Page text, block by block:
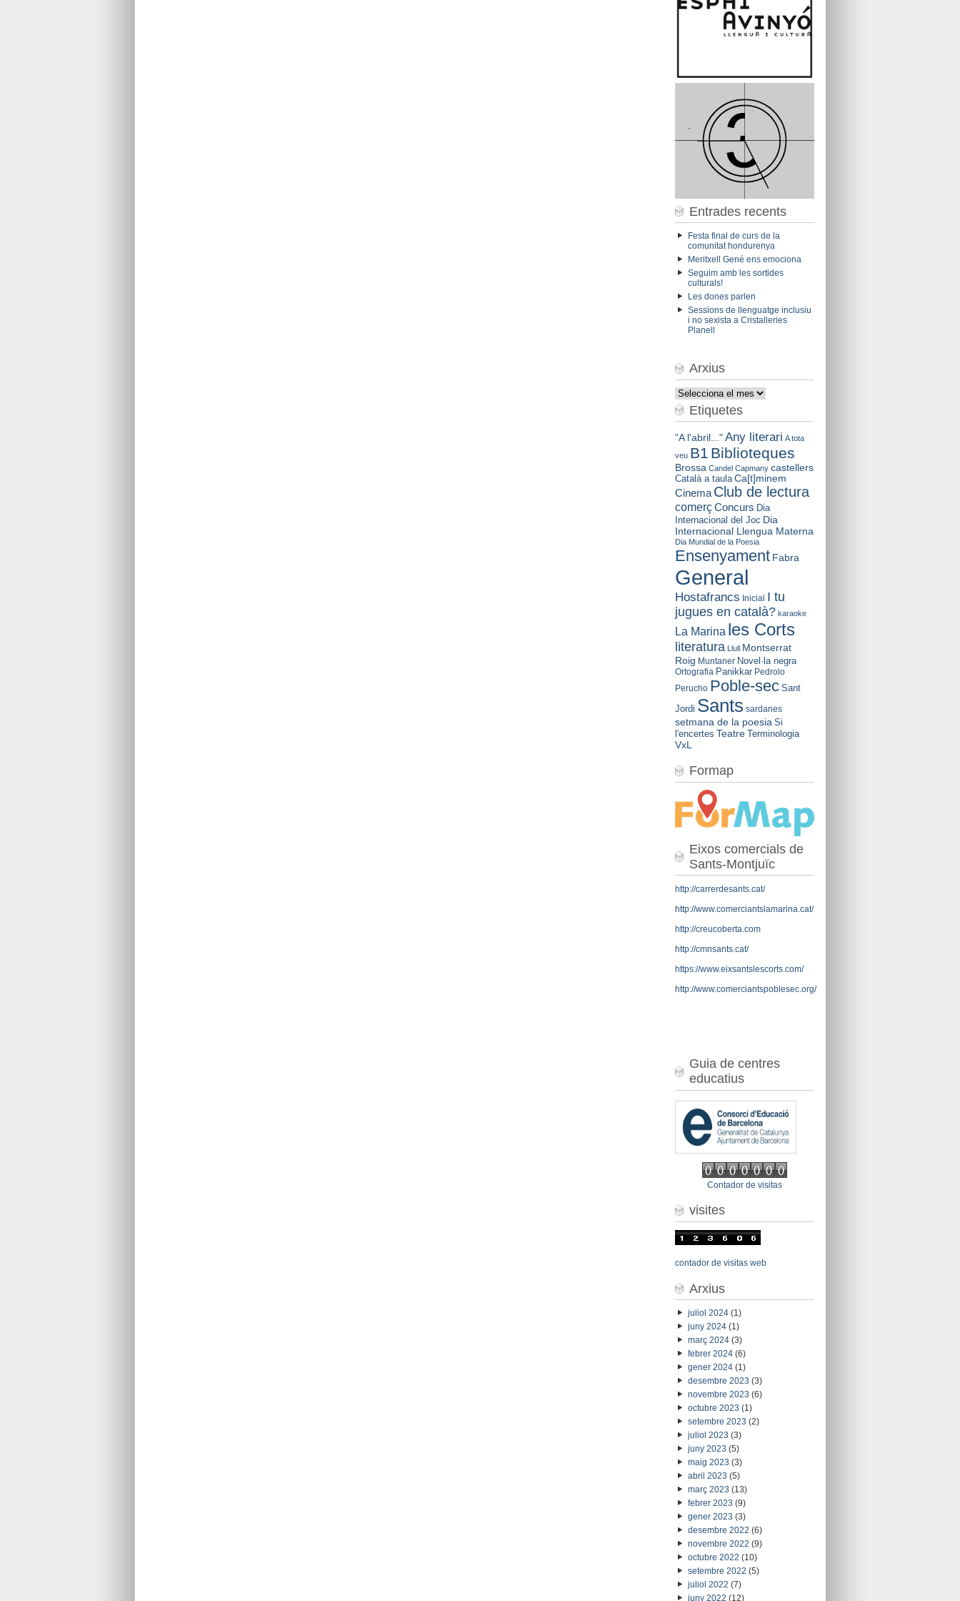
Entrades recents
Festa final de curs de la
comunitat hondurenya
Meritxell Gené ens emociona
Seguim amb les sortides
culturals!
Les dones parlen
Sessions de llenguatge inclusiu
i no sexista a Cristalleries
Planell
Arxius
Arxius
Etiquetes
"A l'abril..." Any literari A tota
veu B1 Biblioteques
Brossa Candel Capmany castellers
Català a taula Ca[t]minem
Cinema Club de lectura
comerç Concurs Dia
Internacional del Joc Dia
Internacional Llengua Materna
Dia Mundial de la Poesia
Ensenyament Fabra
General
Hostafrancs Inicial I tu
jugues en català? karaoke
La Marina les Corts
literatura Llull Montserrat
Roig Muntaner Novel·la negra
Ortografia Panikkar Pedrolo
Perucho Poble-sec Sant
Jordi Sants sardanes
setmana de la poesia Si
l'encertes Teatre Terminologia
VxL
Formap
Eixos comercials de
Sants-Montjuïc
http://carrerdesants.cat/
http://www.comerciantslamarina.cat/
http://creucoberta.com
http://cmnsants.cat/
https://www.eixsantslescorts.com/
http://www.comerciantspoblesec.org/
Guia de centres
educatius
Contador de visitas
visites
contador de visitas web
Arxius
juliol 2024(1)
juny 2024(1)
març 2024(3)
febrer 2024(6)
gener 2024(1)
desembre 2023 (3)
novembre 2023 (6)
octubre 2023 (1)
setembre 2023 (2)
juliol 2023 (3)
juny 2023 (5)
maig 2023 (3)
abril 2023 (5)
març 2023 (13)
febrer 2023 (9)
gener 2023 (3)
desembre 2022 (6)
novembre 2022 (9)
octubre 2022 (10)
setembre 2022 (5)
juliol 2022 (7)
juny 2022 (12)